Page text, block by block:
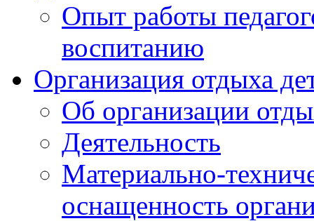
Опыт работы
воспитанию
Организация отдыха
Об организации
Деятельность
Материально-
оснащенность